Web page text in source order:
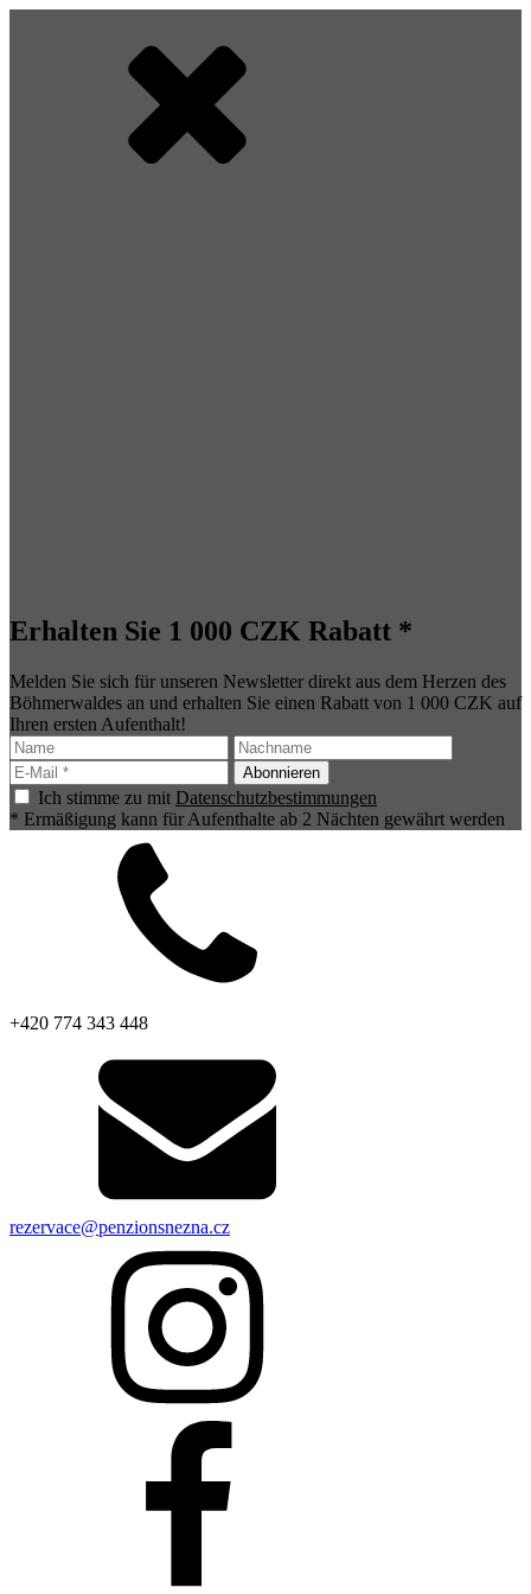
Erhalten Sie 1 000 CZK Rabatt *
Melden Sie sich für unseren Newsletter direkt aus dem Herzen des
Böhmerwaldes an und erhalten Sie einen Rabatt von 1 000 CZK auf
Ihren ersten Aufenthalt!
Ich stimme zu mit Datenschutzbestimmungen
* Ermäßigung kann für Aufenthalte ab 2 Nächten gewährt werden
+420 774 343 448
rezervace@penzionsnezna.cz